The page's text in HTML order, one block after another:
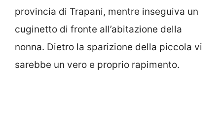
provincia di Trapani, mentre inseguiva un
cuginetto di fronte all’abitazione della
nonna. Dietro la sparizione della piccola vi
sarebbe un vero e proprio rapimento.